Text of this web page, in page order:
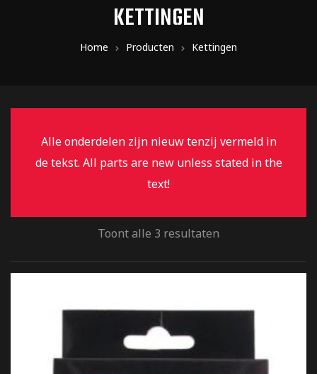
KETTINGEN
Home Producten Kettingen
Alle onderdelen zijn nieuw tenzij vermeld in
de tekst. All parts are new unless stated in the
text!
Toont alle 3 resultaten